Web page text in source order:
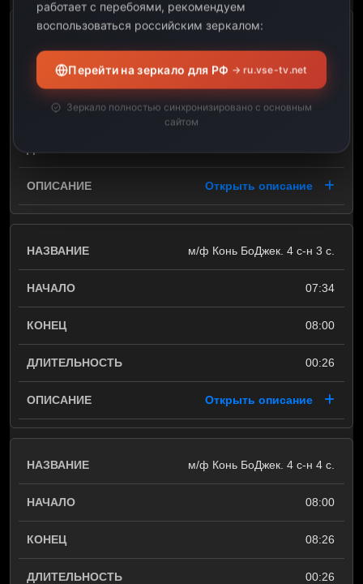
м/ф Конь БоДжек. 4 с-н 2 с.
07:07
07:34
Открыть описание
м/ф Конь БоДжек. 4 с-н 3 с.
07:34
08:00
00:26
Открыть описание
м/ф Конь БоДжек. 4 с-н 4 с.
08:00
08:26
00:26
работает с перебоями, рекомендуем
воспользоваться российским зеркалом:
Перейти на зеркало для РФ → ru.vse-tv.net
Зеркало полностью синхронизировано с основным
сайтом